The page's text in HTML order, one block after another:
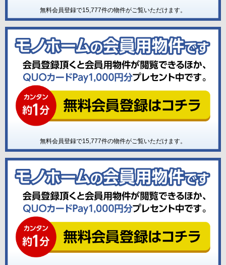
無料会員登録で15,777件の物件がご覧いただけます。
無料会員登録で15,777件の物件がご覧いただけます。